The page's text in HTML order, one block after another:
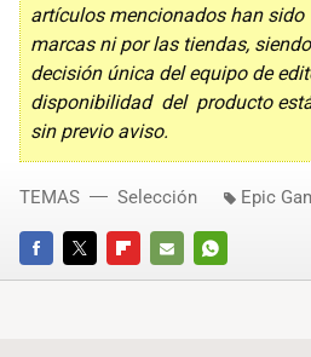
artículos mencionados han
marcas ni por las tiendas,
decisión única del equipo de
disponibilidad del producto
sin previo aviso.
FACEBOOKTWITTERFLIPBOARD
E-
WHATSAPP
TEMAS Selección Epic